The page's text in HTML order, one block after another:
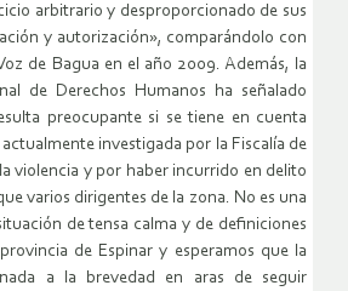
arbitrario y desproporcionado de sus
y autorización», comparándolo con
de Bagua en el año 2009. Además, la
de Derechos Humanos ha señalado
preocupante si se tiene en cuenta
investigada por la Fiscalía de
violencia y por haber incurrido en delito
varios dirigentes de la zona. No es una
de tensa calma y de definiciones
de Espinar y esperamos que la
a la brevedad en aras de seguir